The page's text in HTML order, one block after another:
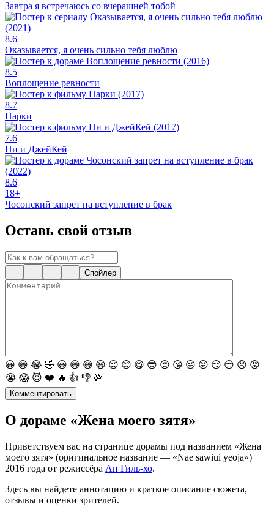
Завтра я встречаюсь со вчерашней тобой
8.6
Оказывается, я очень сильно тебя люблю
8.5
Воплощение ревности
8.7
Парки
7.6
Пи и ДжейКей
8.6
18+
Чосонский запрет на вступление в брак
Оставь свой отзыв
Спойлер
😀 😁 😂 🤣 😃 😄 😅 😆 😉 😊 😋 😎 😍 😘 😜 😝 😏 😒 😞 😡
😭 😱 😈 ❤️ 🔥 👍 👎 💯
Комментировать
О дораме «Жена моего зятя»
Приветствуем вас на странице дорамы под названием «Жена
моего зятя» (оригинальное название — «Nae sawiui yeoja»)
2016 года от режиссёра Ан Гиль-хо.
Здесь вы найдете аннотацию и краткое описание сюжета,
отзывы и оценки зрителей.